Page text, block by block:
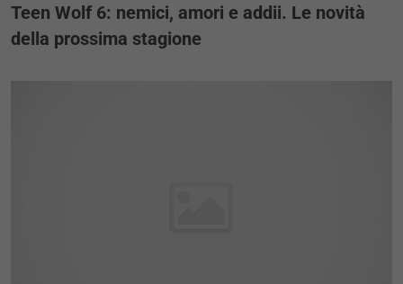
Teen Wolf 6: nemici, amori e addii. Le novità
della prossima stagione